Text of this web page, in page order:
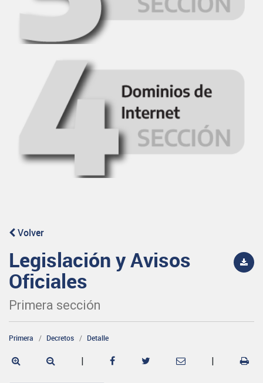
Volver
Legislación y Avisos
Oficiales
Primera sección
Primera Decretos Detalle
| |